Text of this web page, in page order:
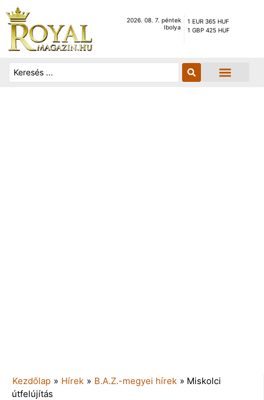
2026. 08. 7. péntek
Ibolya
1 EUR 365 HUF
1 GBP 425 HUF
Kezdőlap » Hírek » B.A.Z.-megyei hírek » Miskolci
útfelújítás